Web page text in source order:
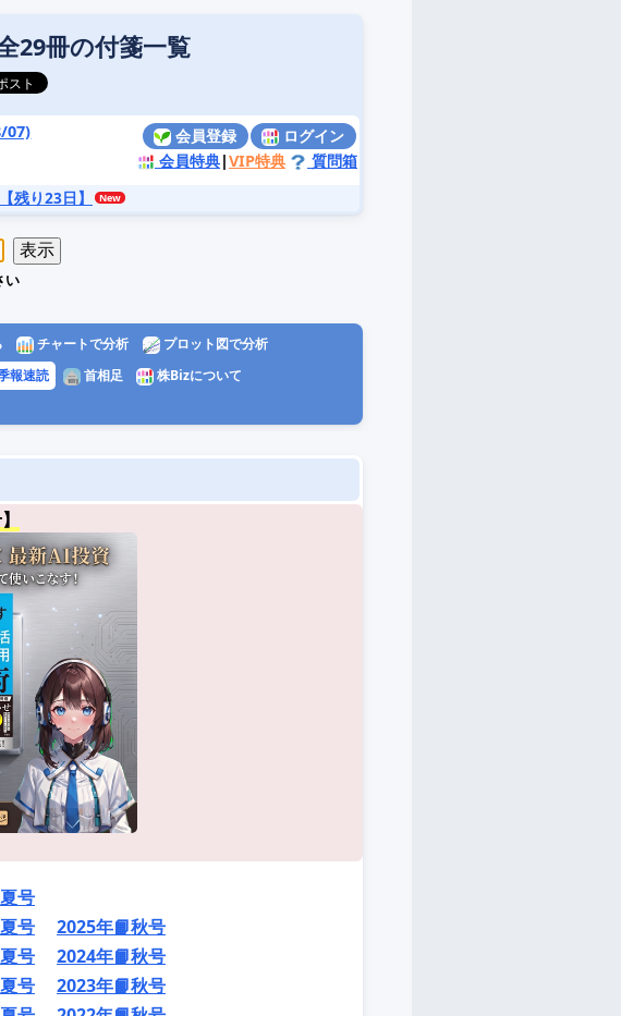
29冊の付箋一覧
会員登録
ログイン
会員特典|VIP特典 質問箱
07)
残り23日】
い
チャートで分析
プロット図で分析
報速読 首相足
株Bizについて
号
号
2025年📙秋号
号
2024年📙秋号
号
2023年📙秋号